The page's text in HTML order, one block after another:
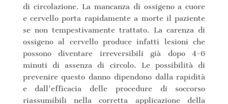
di circolazione. La mancanza di ossigeno a cuore
e cervello porta rapidamente a morte il paziente
se non tempestivamente trattato. La carenza di
ossigeno al cervello produce infatti lesioni che
possono diventare irreversibili già dopo 4-6
minuti di assenza di circolo. Le possibilità di
prevenire questo danno dipendono dalla rapidità
e dall’efficacia delle procedure di soccorso
riassumibili nella corretta applicazione della